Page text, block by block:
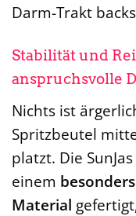
Darm-Trakt
Stabilität und
anspruchsvolle
Nichts ist
Spritzbeutel
platzt. Die
einem
Material